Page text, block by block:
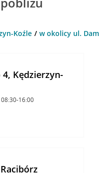
Koźle w okolicy ul.
Kędzierzyn-
16:00